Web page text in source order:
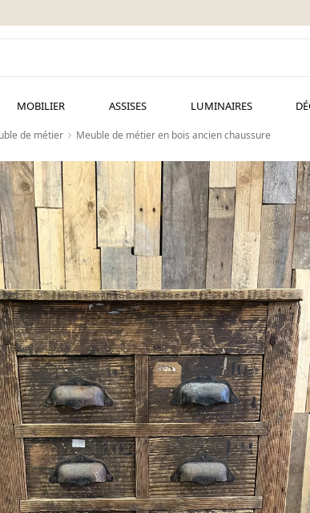
MOBILIER ASSISES LUMINAIRES
de métier Meuble de métier en bois ancien chaussure